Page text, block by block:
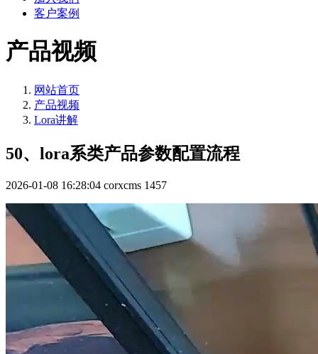
客户案例
产品视频
网站首页
产品视频
Lora讲解
50、lora系类产品参数配置流程
2026-01-08 16:28:04 corxcms 1457